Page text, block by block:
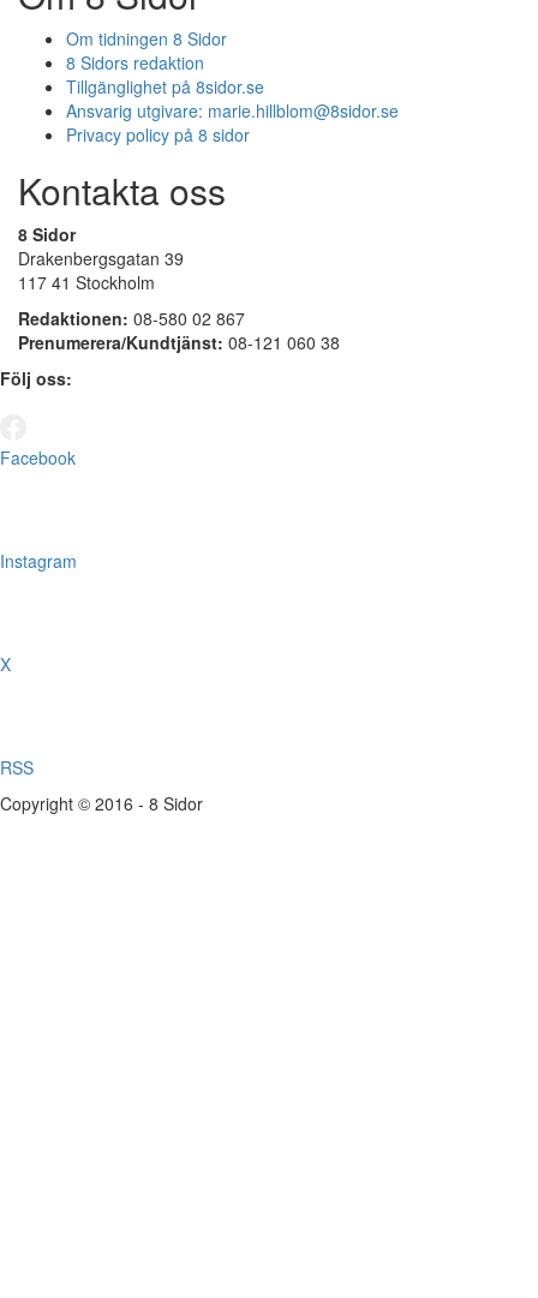
Om tidningen 8 Sidor
8 Sidors redaktion
Tillgänglighet på 8sidor.se
Ansvarig utgivare: marie.hillblom@8sidor.se
Privacy policy på 8 sidor
Kontakta oss
8 Sidor
Drakenbergsgatan 39
117 41 Stockholm
Redaktionen: 08-580 02 867
Prenumerera/Kundtjänst: 08-121 060 38
Följ oss:
Facebook
Instagram
X
RSS
Copyright © 2016 - 8 Sidor